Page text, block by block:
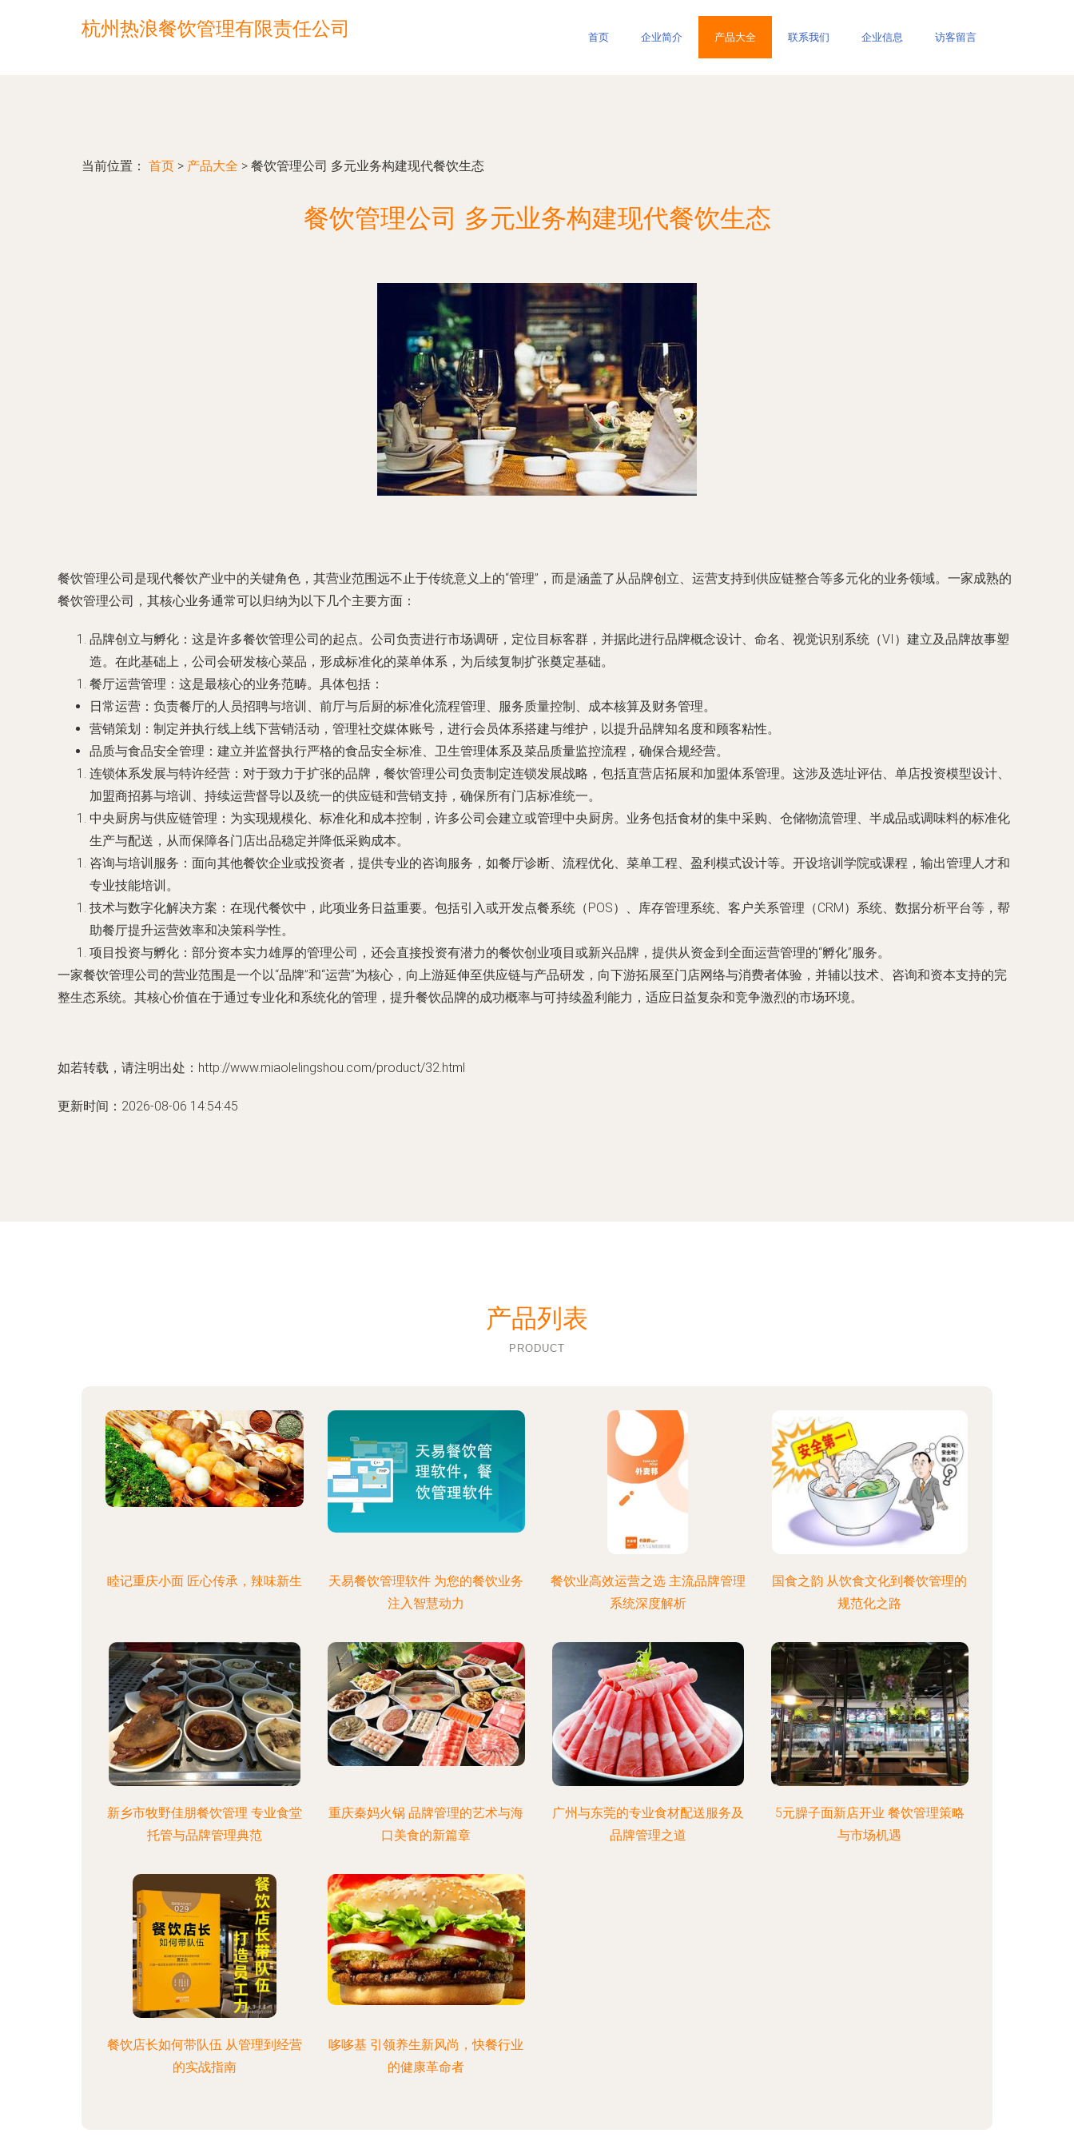
杭州热浪餐饮管理有限责任公司 首页 企业简介 产品大全 联系我们 企业信息 访客留言
当前位置： 首页 > 产品大全 > 餐饮管理公司 多元业务构建现代餐饮生态
餐饮管理公司 多元业务构建现代餐饮生态
餐饮管理公司是现代餐饮产业中的关键角色，其营业范围远不止于传统意义上的“管理”，而是涵盖了从品牌创立、运营支持到供应链整合等多元化的业务领域。一家成熟的
餐饮管理公司，其核心业务通常可以归纳为以下几个主要方面：
品牌创立与孵化 ：这是许多餐饮管理公司的起点。公司负责进行市场调研，定位目标客群，并据此进行品牌概念设计、命名、视觉识别系统（VI）建立及品牌故事塑
造。在此基础上，公司会研发核心菜品，形成标准化的菜单体系，为后续复制扩张奠定基础。
餐厅运营管理 ：这是最核心的业务范畴。具体包括：
日常运营 ：负责餐厅的人员招聘与培训、前厅与后厨的标准化流程管理、服务质量控制、成本核算及财务管理。
营销策划 ：制定并执行线上线下营销活动，管理社交媒体账号，进行会员体系搭建与维护，以提升品牌知名度和顾客粘性。
品质与食品安全管理 ：建立并监督执行严格的食品安全标准、卫生管理体系及菜品质量监控流程，确保合规经营。
连锁体系发展与特许经营 ：对于致力于扩张的品牌，餐饮管理公司负责制定连锁发展战略，包括直营店拓展和加盟体系管理。这涉及选址评估、单店投资模型设计、
加盟商招募与培训、持续运营督导以及统一的供应链和营销支持，确保所有门店标准统一。
中央厨房与供应链管理 ：为实现规模化、标准化和成本控制，许多公司会建立或管理中央厨房。业务包括食材的集中采购、仓储物流管理、半成品或调味料的标准化
生产与配送，从而保障各门店出品稳定并降低采购成本。
咨询与培训服务 ：面向其他餐饮企业或投资者，提供专业的咨询服务，如餐厅诊断、流程优化、菜单工程、盈利模式设计等。开设培训学院或课程，输出管理人才和
专业技能培训。
技术与数字化解决方案 ：在现代餐饮中，此项业务日益重要。包括引入或开发点餐系统（POS）、库存管理系统、客户关系管理（CRM）系统、数据分析平台等，帮
助餐厅提升运营效率和决策科学性。
项目投资与孵化 ：部分资本实力雄厚的管理公司，还会直接投资有潜力的餐饮创业项目或新兴品牌，提供从资金到全面运营管理的“孵化”服务。
一家餐饮管理公司的营业范围是一个以“品牌”和“运营”为核心，向上游延伸至供应链与产品研发，向下游拓展至门店网络与消费者体验，并辅以技术、咨询和资本支持的完
整生态系统。其核心价值在于通过专业化和系统化的管理，提升餐饮品牌的成功概率与可持续盈利能力，适应日益复杂和竞争激烈的市场环境。
如若转载，请注明出处：http://www.miaolelingshou.com/product/32.html
更新时间：2026-08-06 14:54:45
产品列表
PRODUCT
睦记重庆小面 匠心传承，辣味新生
天易餐饮管理软件 为您的餐饮业务
注入智慧动力
餐饮业高效运营之选 主流品牌管理
系统深度解析
国食之韵 从饮食文化到餐饮管理的
规范化之路
新乡市牧野佳朋餐饮管理 专业食堂
托管与品牌管理典范
重庆秦妈火锅 品牌管理的艺术与海
口美食的新篇章
广州与东莞的专业食材配送服务及
品牌管理之道
5元臊子面新店开业 餐饮管理策略
与市场机遇
餐饮店长如何带队伍 从管理到经营
的实战指南
哆哆基 引领养生新风尚，快餐行业
的健康革命者